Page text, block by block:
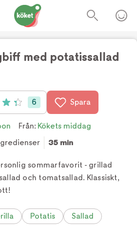
med potatissallad
av 5 (6 röster)
6 Spara
Från: Kökets middag
35 min
sommarfavorit - grillad
och tomatsallad. Klassiskt,
Potatis Sallad